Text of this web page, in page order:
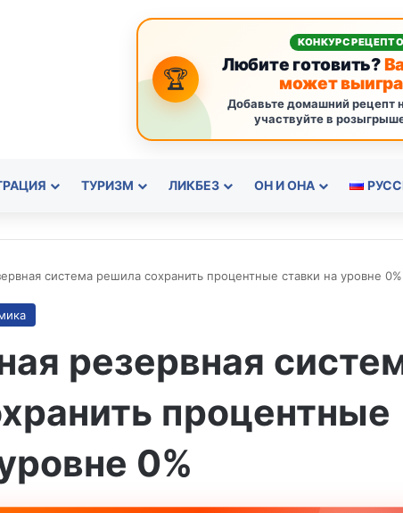
🏆
КОНКУРС
Любите готовить?
может
Добавьте домашний рецепт
участвуйте в
ТУРИЗМ ЛИКБЕЗ ОН И ОНА
система решила сохранить процентные ставки на уровне 0%
резервная
процентные
0%